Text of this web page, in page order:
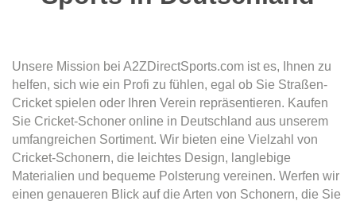
Unsere Mission bei A2ZDirectSports.com ist es, Ihnen zu
helfen, sich wie ein Profi zu fühlen, egal ob Sie Straßen-
Cricket spielen oder Ihren Verein repräsentieren. Kaufen
Sie Cricket-Schoner online in Deutschland aus unserem
umfangreichen Sortiment. Wir bieten eine Vielzahl von
Cricket-Schonern, die leichtes Design, langlebige
Materialien und bequeme Polsterung vereinen. Werfen wir
einen genaueren Blick auf die Arten von Schonern, die Sie